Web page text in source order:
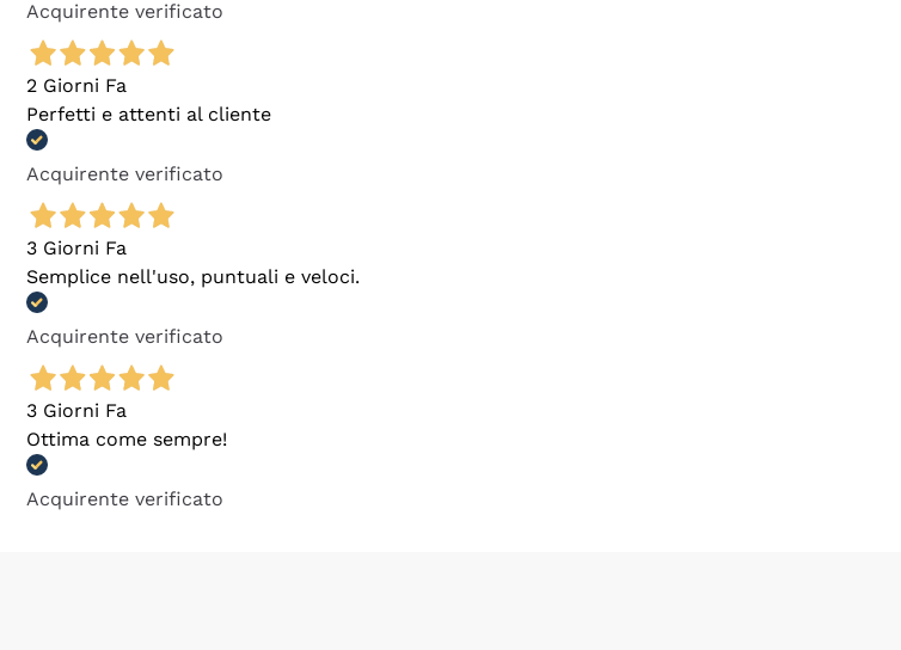
Acquirente verificato
2 Giorni Fa
Perfetti e attenti al cliente
Acquirente verificato
3 Giorni Fa
Semplice nell'uso, puntuali e veloci.
Acquirente verificato
3 Giorni Fa
Ottima come sempre!
Acquirente verificato